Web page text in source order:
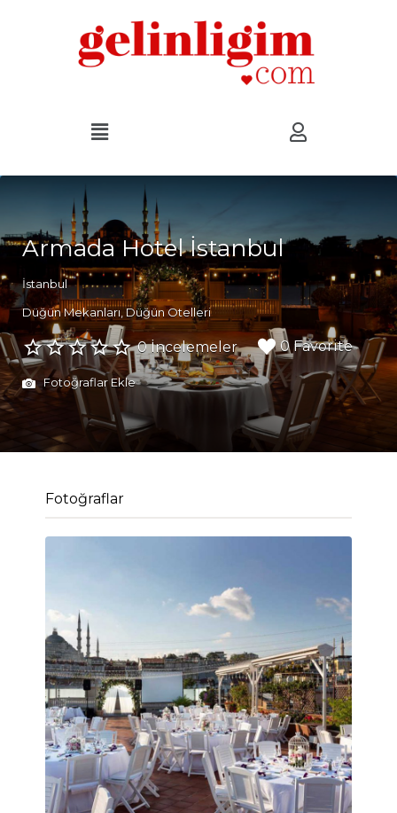
Armada Hotel İstanbul
İstanbul
Düğün Mekanları Düğün Otelleri
0 İncelemeler 0 Favorite
Fotoğraflar Ekle
Fotoğraflar